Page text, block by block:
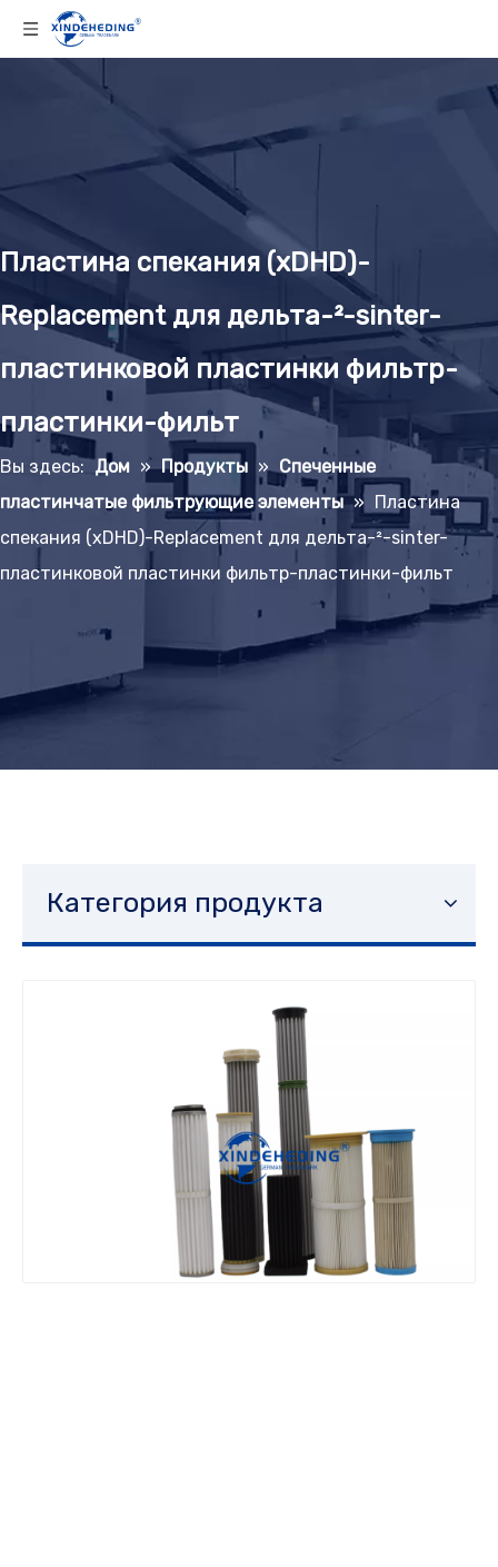
Пластина спекания (xDHD)-
Replacement для дельта-²-sinter-
пластинковой пластинки фильтр-
пластинки-фильт
Вы здесь: Дом » Продукты » Спеченные
пластинчатые фильтрующие элементы » Пластина
спекания (xDHD)-Replacement для дельта-²-sinter-
пластинковой пластинки фильтр-пластинки-фильт
Категория продукта